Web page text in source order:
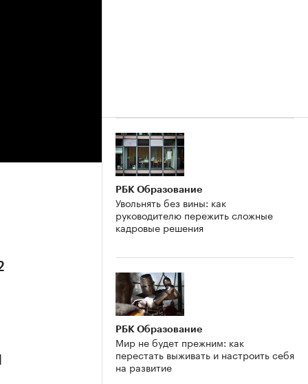
РБК Образование
Увольнять без вины: как
руководителю пережить сложные
кадровые решения
РБК Образование
Мир не будет прежним: как
перестать выживать и настроить себя
на развитие